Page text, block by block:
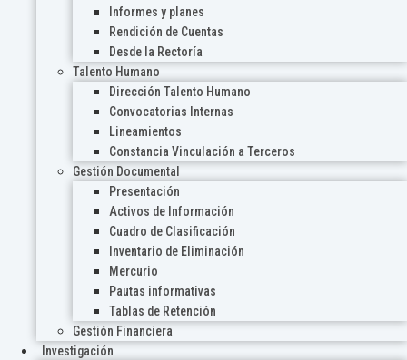
Informes y planes
Rendición de Cuentas
Desde la Rectoría
Talento Humano
Dirección Talento Humano
Convocatorias Internas
Lineamientos
Constancia Vinculación a Terceros
Gestión Documental
Presentación
Activos de Información
Cuadro de Clasificación
Inventario de Eliminación
Mercurio
Pautas informativas
Tablas de Retención
Gestión Financiera
Investigación